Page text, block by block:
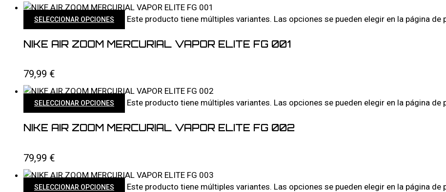
SELECCIONAR OPCIONES Este producto tiene múltiples variantes. Las opciones se pueden elegir en la página de
NIKE AIR ZOOM MERCURIAL VAPOR ELITE FG 001
79,99 €
SELECCIONAR OPCIONES Este producto tiene múltiples variantes. Las opciones se pueden elegir en la página de
NIKE AIR ZOOM MERCURIAL VAPOR ELITE FG 002
79,99 €
SELECCIONAR OPCIONES Este producto tiene múltiples variantes. Las opciones se pueden elegir en la página de